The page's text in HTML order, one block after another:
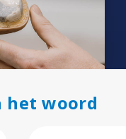
het woord